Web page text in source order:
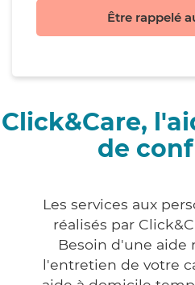
Être rappelé
Click&Care,
de
Les services aux
réalisés par
Besoin d'une aide
l'entretien de votre